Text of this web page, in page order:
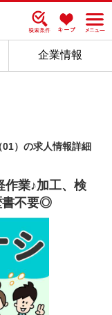
企業情報
）の求人情報詳細
作業♪加工、検
書不要◎